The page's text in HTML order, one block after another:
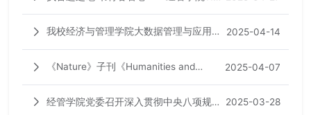
本科学子勇闯国考跻身国家税务总局
我校经济与管理学院大数据管理与应用团
队在经济学领域国际权威期刊
《Economic Modelling》发表学术论文
2025-04-14
《Nature》子刊《Humanities and
Social Sciences Communications》发表
我校经济与管理学院数智化人力资源管理
2025-04-07
经管学院党委召开深入贯彻中央八项规定
2025-03-28